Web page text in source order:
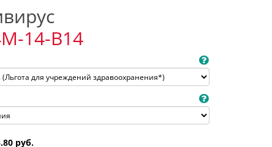
14-B14
руб.